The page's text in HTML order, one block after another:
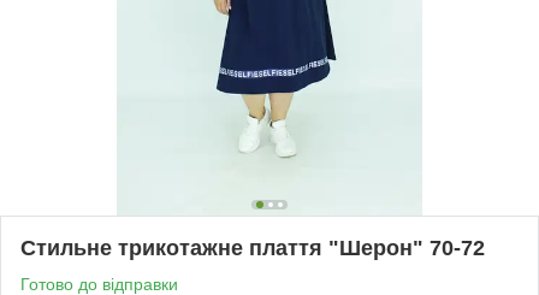
Стильне трикотажне плаття "Шерон" 70-72
Готово до відправки